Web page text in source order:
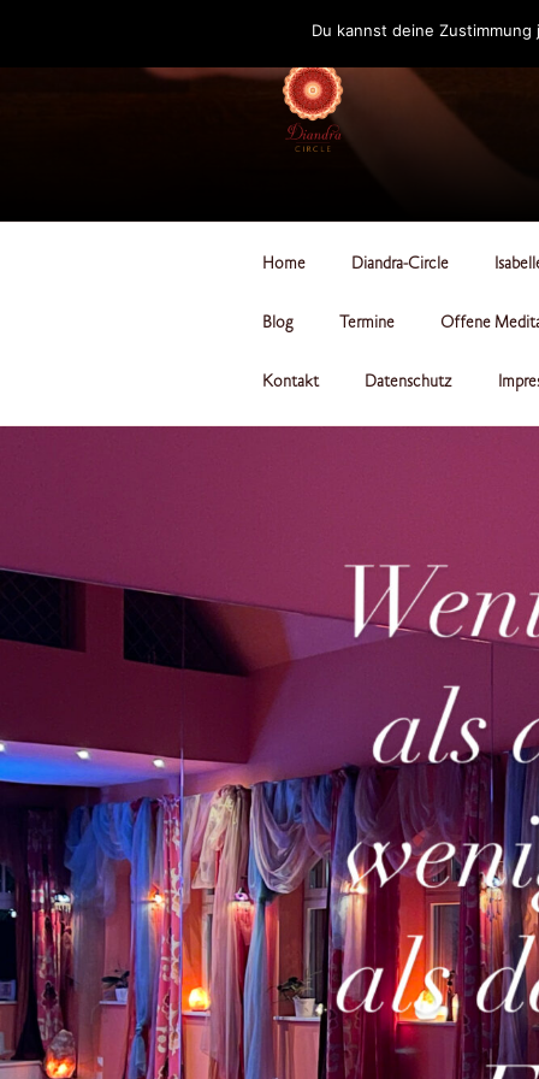
Home Diandra-Circle
Blog Termine Offene
Kontakt Datenschutz
Du kannst deine